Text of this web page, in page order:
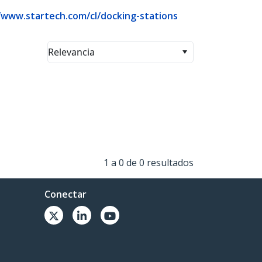
cl/docking-stations
Relevancia
1 a 0 de 0 resultados
Conectar